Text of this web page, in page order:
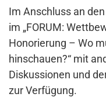
Im Anschluss an
im „FORUM:
Honorierung – Wo
hinschauen?“ mit
Diskussionen und
zur Verfügung.